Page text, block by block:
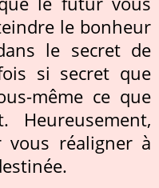
le bonheur
le secret de
si secret que
même ce que
Heureusement,
réaligner à